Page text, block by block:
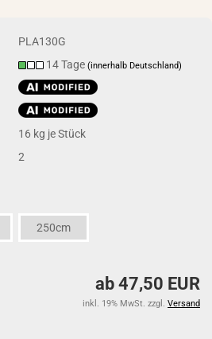
PLA130G
14 Tage(innerhalb Deutschland)
16 kg je Stück
2
250cm
ab 47,50 EUR
inkl. 19% MwSt. zzgl. Versand